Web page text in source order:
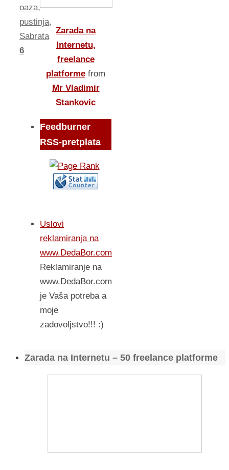
oaza,
pustinja,
Sabrata
6
Zarada na
Internetu,
freelance
platforme from
Mr Vladimir
Stankovic
Feedburner
RSS-pretplata
Uslovi
reklamiranja na
www.DedaBor.com
Reklamiranje na
www.DedaBor.com
je Vaša potreba a
moje
zadovoljstvo!!! :)
Zarada na Internetu – 50 freelance platforme